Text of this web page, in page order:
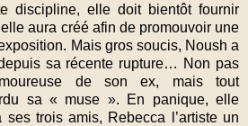
discipline, elle doit bientôt fournir
aura créé afin de promouvoir une
Mais gros soucis, Noush a
sa récente rupture… Non pas
de son ex, mais tout
sa « muse ». En panique, elle
trois amis, Rebecca l’artiste un